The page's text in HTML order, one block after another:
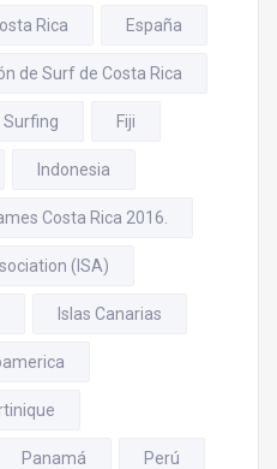
Rica España
de Surf de Costa Rica
Surfing Fiji
Indonesia
Costa Rica 2016.
(ISA)
Islas Canarias
Panamá Perú